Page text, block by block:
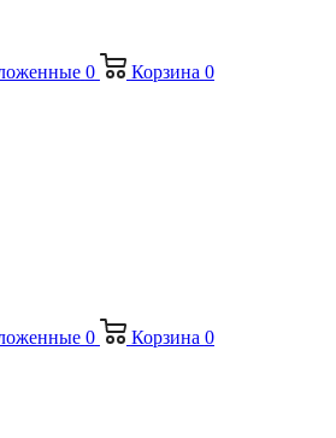
0 Корзина 0
0 Корзина 0